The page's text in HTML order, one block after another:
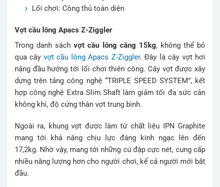
Lối chơi: Công thủ toàn diện
Vợt cầu lông Apacs Z-Ziggler
Trong danh sáchvợt cầu lông căng 15kg, không thể bỏ
qua cây vợt cầu lông Apacs Z-Ziggler. Đây là cây vợt hơi
nặng đầu hướng tới lối chơi thiên công. Cây vợt được xây
dựng trên tảng công nghệ “TRIPLE SPEED SYSTEM”, kết
hợp công nghệ Extra Slim Shaft làm giảm tối đa sức cản
không khí, độ cứng thân vợt trung bình.
Ngoài ra, khung vợt được làm từ chất liệu IPN Graphite
mang tới khả năng chịu lực đáng kinh ngạc lên đến
17,2kg. Nhờ vậy, mang tới những cú đập cực nét, cung cấp
nhiều năng lượng hơn cho người chơi, kể cả người mới bắt
đầu.